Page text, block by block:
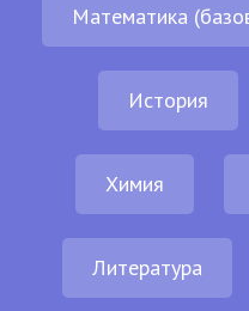
Математика
История
Химия
Литература